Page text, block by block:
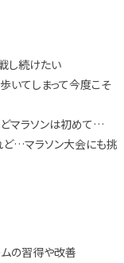
し続けたい
いてしまって今度こそ
マラソンは初めて…
…マラソン大会にも挑
の習得や改善